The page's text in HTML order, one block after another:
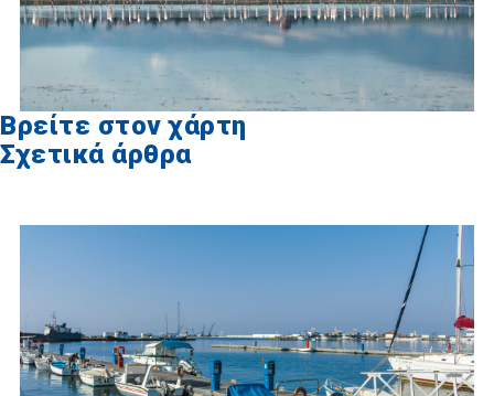
Βρείτε στον χάρτη
Σχετικά άρθρα